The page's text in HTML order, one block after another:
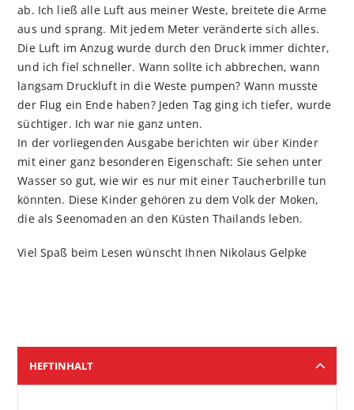
ab. Ich ließ alle Luft aus meiner Weste, breitete die Arme
aus und sprang. Mit jedem Meter veränderte sich alles.
Die Luft im Anzug wurde durch den Druck immer dichter,
und ich fiel schneller. Wann sollte ich abbrechen, wann
langsam Druckluft in die Weste pumpen? Wann musste
der Flug ein Ende haben? Jeden Tag ging ich tiefer, wurde
süchtiger. Ich war nie ganz unten.
In der vorliegenden Ausgabe berichten wir über Kinder
mit einer ganz besonderen Eigenschaft: Sie sehen unter
Wasser so gut, wie wir es nur mit einer Taucherbrille tun
könnten. Diese Kinder gehören zu dem Volk der Moken,
die als Seenomaden an den Küsten Thailands leben.
Viel Spaß beim Lesen wünscht Ihnen Nikolaus Gelpke
HEFTINHALT